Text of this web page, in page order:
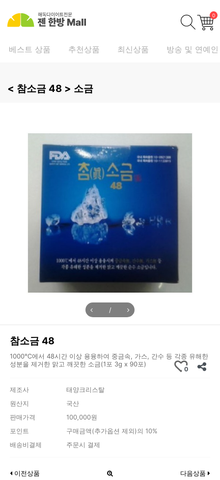
0
베스트 상품 추천상품 최신상품 방송 및 연예
< 참소금 48 > 소금
/
참소금 48
1000℃에서 48시간 이상 용융하여 중금속, 가스, 간수 등 각종 유해한
성분을 제거한 맑고 깨끗한 소금(1포 3g x 90포)
0
제조사
태양크리스탈
원산지
국산
판매가격
100,000원
포인트
구매금액(추가옵션 제외)의 10%
배송비결제
주문시 결제
이전상품 다음상품